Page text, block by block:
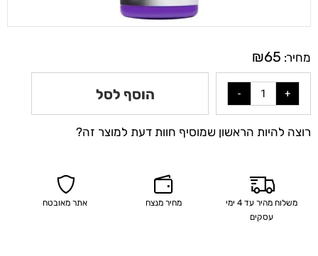
מחיר: ₪65
הוסף לסל
רוצה להיות הראשון שמוסיף חוות דעת למוצר זה?
משלוח מהיר עד 4 ימי
עסקים
מחיר מנצח אתר מאובטח